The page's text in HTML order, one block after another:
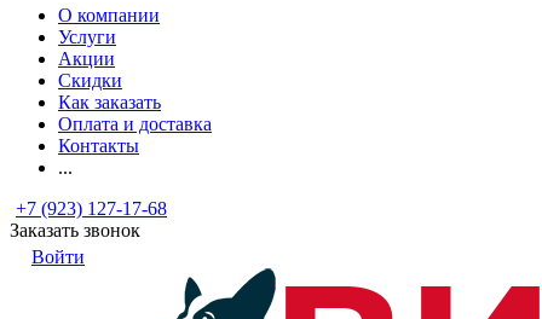
О компании
Услуги
Акции
Скидки
Как заказать
Оплата и доставка
Контакты
...
+7 (923) 127-17-68
Заказать звонок
Войти